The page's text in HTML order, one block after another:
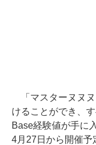
「マスターヌヌヌ
けることができ、
Base経験値が手に
4月27日から開催予